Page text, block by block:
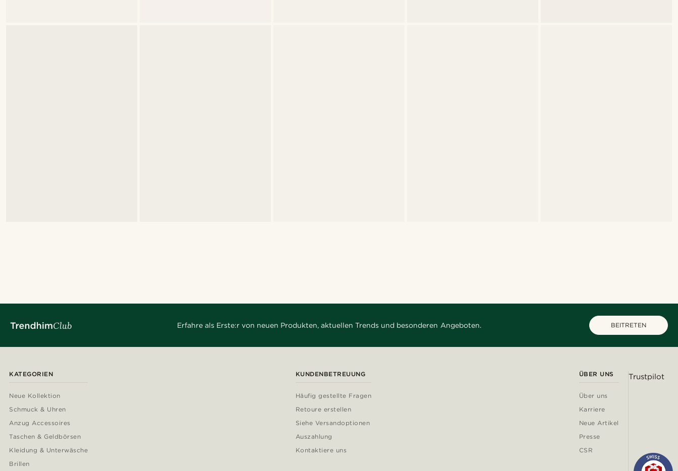
Erfahre als Erste:r von neuen Produkten, aktuellen Trends und besonderen Angeboten. BEITRETEN
KATEGORIEN
Neue Kollektion
Schmuck & Uhren
Anzug Accessoires
Taschen & Geldbörsen
Kleidung & Unterwäsche
Brillen
KUNDENBETREUUNG
Häufig gestellte Fragen
Retoure erstellen
Siehe Versandoptionen
Auszahlung
Kontaktiere uns
ÜBER UNS
Über uns
Karriere
Neue Artikel
Presse
CSR
Trustpilot